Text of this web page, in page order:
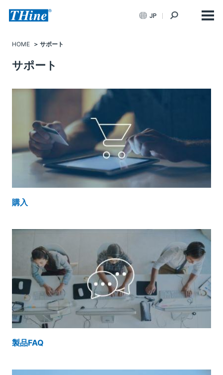
JP
HOME サポート
サポート
購入
製品FAQ